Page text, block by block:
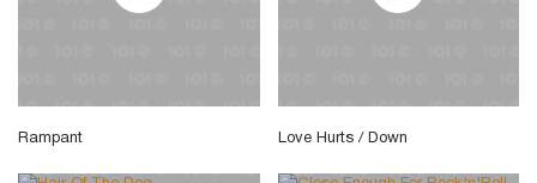
Rampant Love Hurts / Down